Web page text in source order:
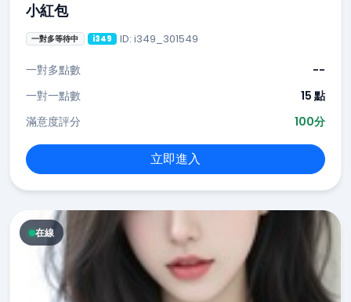
小紅包
一對多等待中 i349 ID: i349_301549
一對多點數
--
一對一點數
15 點
滿意度評分
100分
立即進入
在線